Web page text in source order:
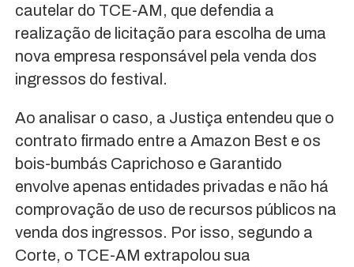
cautelar do TCE-AM, que defendia a
realização de licitação para escolha de uma
nova empresa responsável pela venda dos
ingressos do festival.
Ao analisar o caso, a Justiça entendeu que o
contrato firmado entre a Amazon Best e os
bois-bumbás Caprichoso e Garantido
envolve apenas entidades privadas e não há
comprovação de uso de recursos públicos na
venda dos ingressos. Por isso, segundo a
Corte, o TCE-AM extrapolou sua